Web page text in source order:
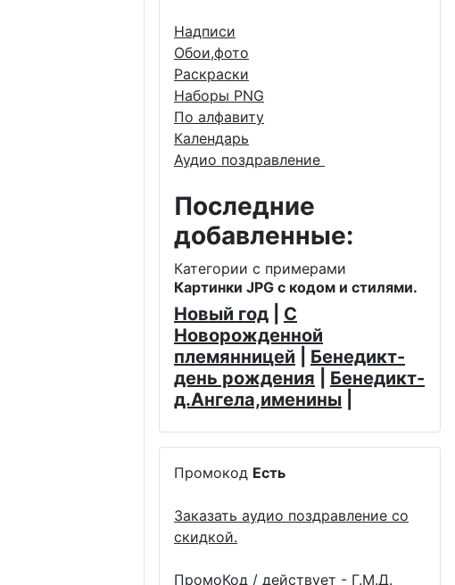
Надписи
Обои,фото
Раскраски
Наборы PNG
По алфавиту
Календарь
Аудио поздравление
Последние
добавленные:
Категории с примерами
Картинки JPG с кодом и стилями.
Новый год
С
Новорожденной
племянницей
Бенедикт-
день рождения
Бенедикт-
д.Ангела,именины
Промокод Есть
Заказать аудио поздравление со
скидкой.
ПромоКод / действует - Г.М.Д.